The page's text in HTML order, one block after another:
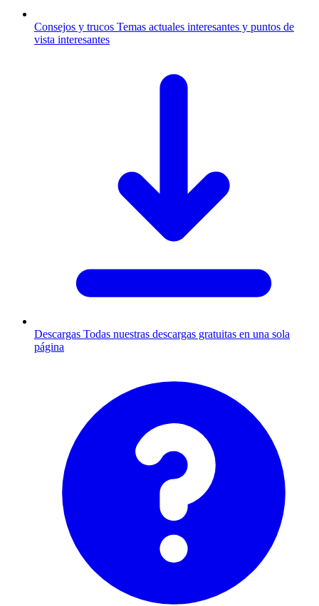
Consejos y trucos Temas actuales interesantes y puntos de
vista interesantes
Descargas Todas nuestras descargas gratuitas en una sola
página